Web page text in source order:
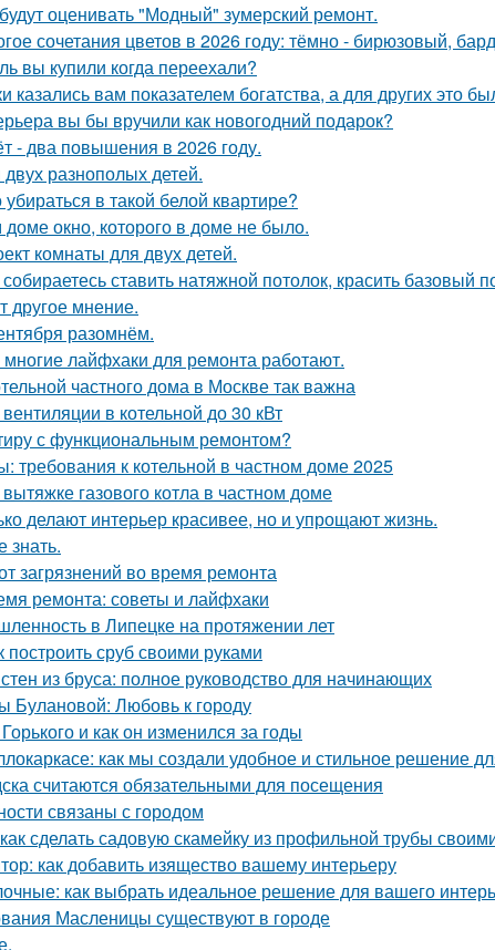
оценивать "Модный" зумерский ремонт.
сочетания цветов в 2026 году: тёмно - бирюзовый,
вы купили когда переехали?
казались вам показателем богатства, а для других это
вы бы вручили как новогодний подарок?
- два повышения в 2026 году.
разнополых детей.
в такой белой квартире?
окно, которого в доме не было.
комнаты для двух детей.
ставить натяжной потолок, красить базовый
другое мнение.
разомнём.
лайфхаки для ремонта работают.
частного дома в Москве так важна
в котельной до 30 кВт
с функциональным ремонтом?
требования к котельной в частном доме 2025
газового котла в частном доме
делают интерьер красивее, но и упрощают жизнь.
знать.
загрязнений во время ремонта
ремонта: советы и лайфхаки
в Липецке на протяжении лет
построить сруб своими руками
из бруса: полное руководство для начинающих
Булановой: Любовь к городу
и как он изменился за годы
как мы создали удобное и стильное решение
считаются обязательными для посещения
связаны с городом
сделать садовую скамейку из профильной трубы
как добавить изящество вашему интерьеру
как выбрать идеальное решение для вашего
Масленицы существуют в городе